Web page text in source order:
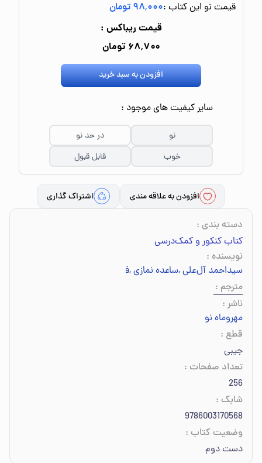
قیمت نو این کتاب :۹۸٬۰۰۰ تومان
قیمت ریباکس :
۶۸٬۷۰۰ تومان
افزودن به سبد خرید
سایر کیفیت های موجود :
نو
در حد نو
خوب
قابل قبول
افزودن به علاقه مندی اشتراک گذاری
دسته بندی :
کتاب کنکور و کمک‌درسی
نویسنده :
سیداحمد آل‌علی,ساعده نمازی,فاطمه رضایی
مترجم :
ناشر :
مهروماه نو
قطع :
جیبی
تعداد صفحات :
256
شابک :
9786003170568
وضعیت کتاب :
دست دوم